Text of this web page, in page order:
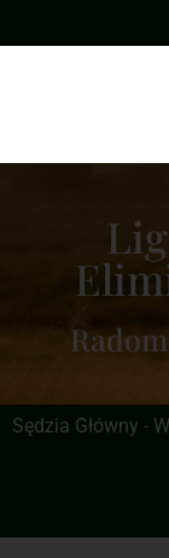
Sędzia Główny -